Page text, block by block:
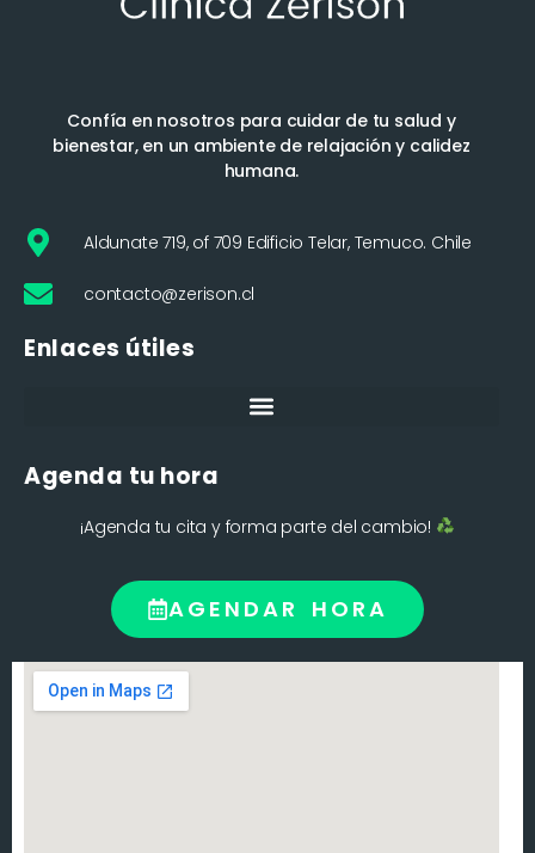
Confía en nosotros para cuidar de tu salud y
bienestar, en un ambiente de relajación y calidez
humana.
Aldunate 719, of 709 Edificio Telar, Temuco. Chile
contacto@zerison.cl
Enlaces útiles
Agenda tu hora
¡Agenda tu cita y forma parte del cambio!
AGENDAR HORA